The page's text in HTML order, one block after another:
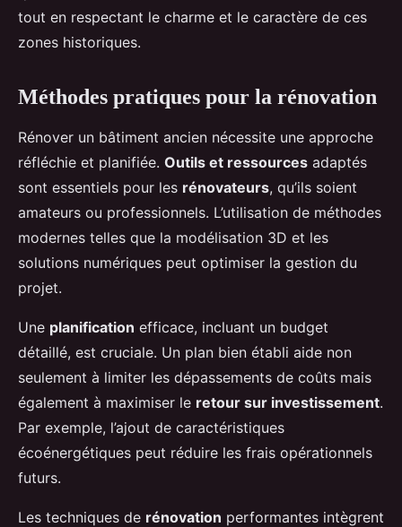
tout en respectant le charme et le caractère de ces
zones historiques.
Méthodes pratiques pour la rénovation
Rénover un bâtiment ancien nécessite une approche
réfléchie et planifiée. Outils et ressources adaptés
sont essentiels pour les rénovateurs, qu’ils soient
amateurs ou professionnels. L’utilisation de méthodes
modernes telles que la modélisation 3D et les
solutions numériques peut optimiser la gestion du
projet.
Une planification efficace, incluant un budget
détaillé, est cruciale. Un plan bien établi aide non
seulement à limiter les dépassements de coûts mais
également à maximiser le retour sur investissement.
Par exemple, l’ajout de caractéristiques
écoénergétiques peut réduire les frais opérationnels
futurs.
Les techniques de rénovation performantes intègrent